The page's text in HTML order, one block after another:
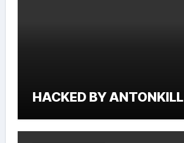
HACKED BY ANTONKILL